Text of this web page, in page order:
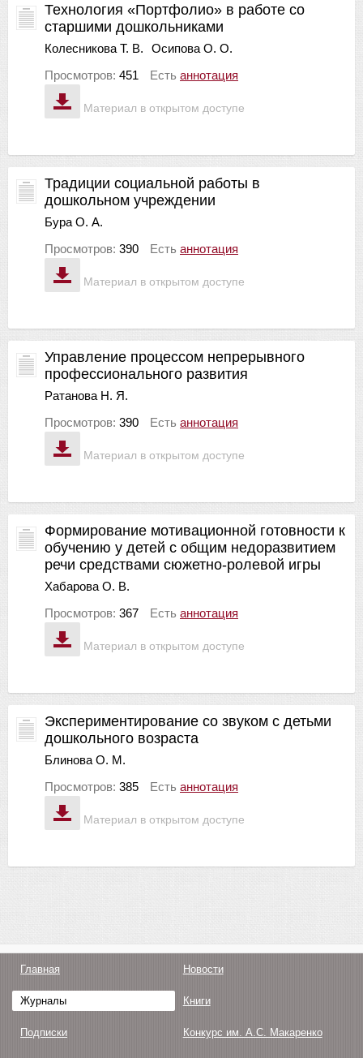
Материал в открытом доступе
Технология «Портфолио» в работе со
старшими дошкольниками
Колесникова Т. В.
Осипова О. О.
Просмотров: 451 Есть аннотация
Материал в открытом доступе
Традиции социальной работы в
дошкольном учреждении
Бура О. А.
Просмотров: 390 Есть аннотация
Материал в открытом доступе
Управление процессом непрерывного
профессионального развития
Ратанова Н. Я.
Просмотров: 390 Есть аннотация
Материал в открытом доступе
Формирование мотивационной готовности к
обучению у детей с общим недоразвитием
речи средствами сюжетно-ролевой игры
Хабарова О. В.
Просмотров: 367 Есть аннотация
Материал в открытом доступе
Экспериментирование со звуком с детьми
дошкольного возраста
Блинова О. М.
Просмотров: 385 Есть аннотация
Главная Новости
Журналы Книги
Подписки Конкурс им. А.С. Макаренко